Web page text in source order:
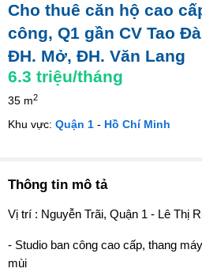
Cho thuê căn hộ cao
công, Q1 gần CV Tao
ĐH. Mở, ĐH. Văn Lang
6.3 triệu/tháng
35 m2
Khu vực: Quận 1 - Hồ Chí Minh
Thông tin mô tả
Vị trí : Nguyễn Trãi, Quận 1 - Lê Thị
- Studio ban công cao cấp, thang
mùi